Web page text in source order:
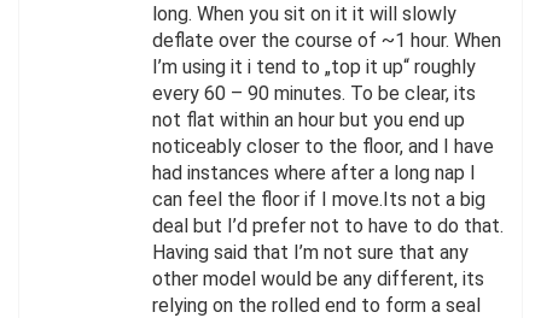
long. When you sit on it it will slowly
deflate over the course of ~1 hour. When
I’m using it i tend to „top it up“ roughly
every 60 – 90 minutes. To be clear, its
not flat within an hour but you end up
noticeably closer to the floor, and I have
had instances where after a long nap I
can feel the floor if I move.Its not a big
deal but I’d prefer not to have to do that.
Having said that I’m not sure that any
other model would be any different, its
relying on the rolled end to form a seal